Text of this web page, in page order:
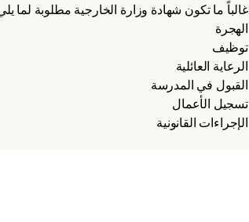
غالباً ما تكون شهادة وزارة الخارجية مطلوبة لما
الهجرة
توظيف
الرعاية العائلية
القبول في المدرسة
تسجيل الأعمال
الإجراءات القانونية